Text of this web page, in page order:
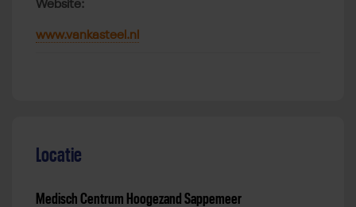
Website:
www.vankasteel.nl
Locatie
Medisch Centrum Hoogezand Sappemeer